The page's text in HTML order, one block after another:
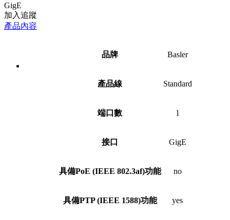
GigE
加入追蹤
產品內容
品牌 Basler
產品線 Standard
端口數 1
接口 GigE
具備PoE (IEEE 802.3af)功能 no
具備PTP (IEEE 1588)功能 yes